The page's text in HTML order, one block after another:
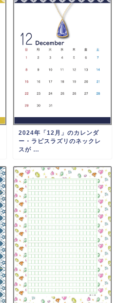
2024年「12月」のカレンダ
ー・ラピスラズリのネックレ
スが …